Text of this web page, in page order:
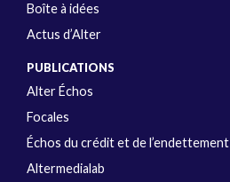
Boîte à idées
Actus d’Alter
PUBLICATIONS
Alter Échos
Focales
Échos du crédit et de l’endettement
Altermedialab